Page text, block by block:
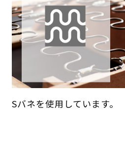
Sバネを使用しています。